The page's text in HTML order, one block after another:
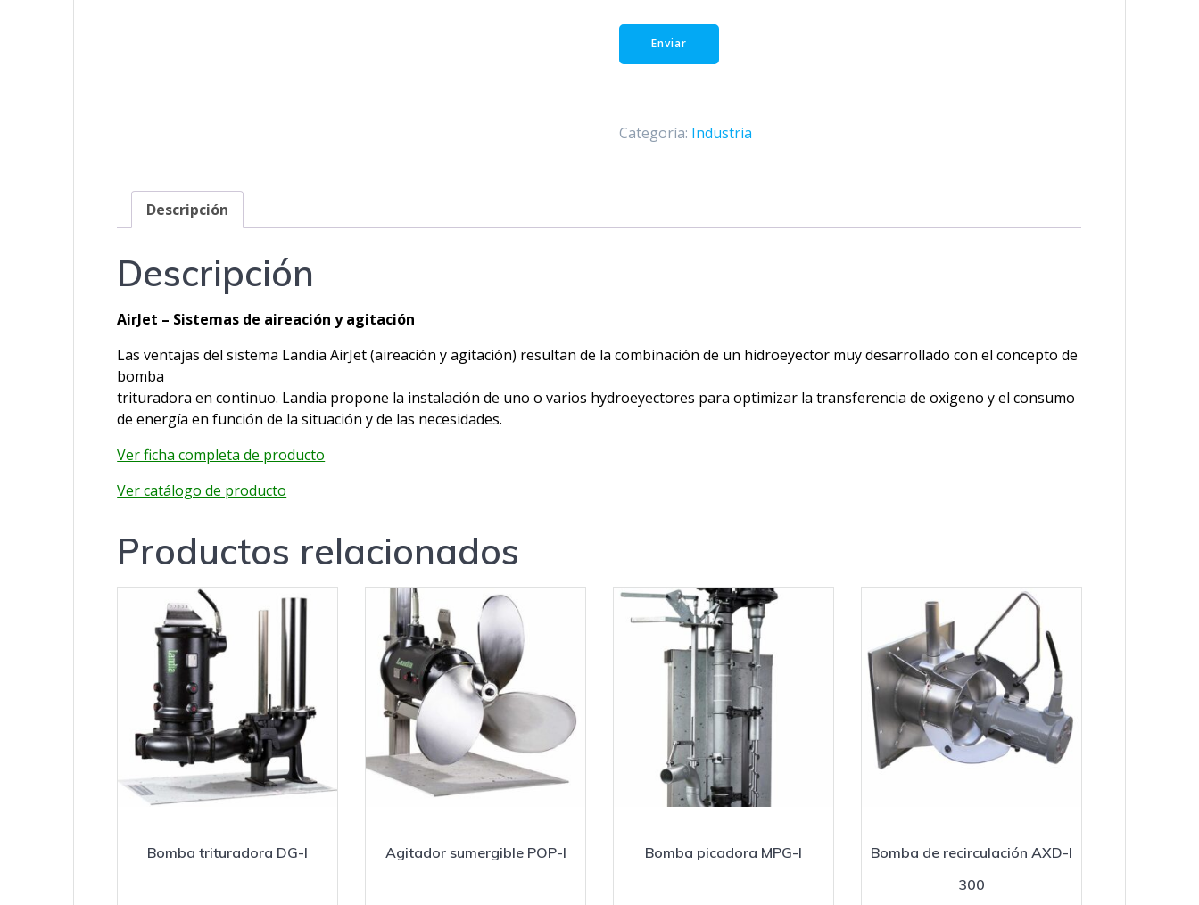
Categoría: Industria
Descripción
Descripción
AirJet – Sistemas de aireación y agitación
Las ventajas del sistema Landia AirJet (aireación y agitación) resultan de la combinación de un hidroeyector muy desarrollado con el concepto de
bomba
trituradora en continuo. Landia propone la instalación de uno o varios hydroeyectores para optimizar la transferencia de oxigeno y el consumo
de energía en función de la situación y de las necesidades.
Ver ficha completa de producto
Ver catálogo de producto
Productos relacionados
Bomba trituradora DG-I Agitador sumergible POP-I Bomba picadora MPG-I
Bomba de recirculación AXD-I
300